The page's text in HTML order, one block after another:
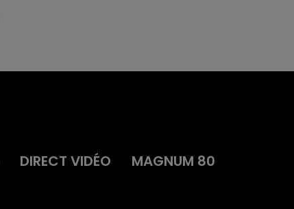
DIRECT VIDÉO
MAGNUM 80